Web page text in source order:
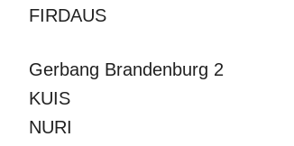
FIRDAUS
Gerbang Brandenburg 2
KUIS
NURI